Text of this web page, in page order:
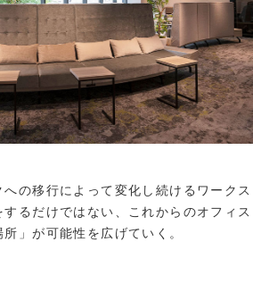
の移行によって変化し続けるワークス
るだけではない、これからのオフィス
」が可能性を広げていく。